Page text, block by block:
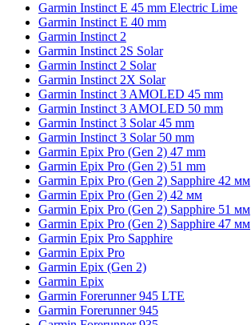
Garmin Instinct E 45 mm Electric Lime
Garmin Instinct E 40 mm
Garmin Instinct 2
Garmin Instinct 2S Solar
Garmin Instinct 2 Solar
Garmin Instinct 2X Solar
Garmin Instinct 3 AMOLED 45 mm
Garmin Instinct 3 AMOLED 50 mm
Garmin Instinct 3 Solar 45 mm
Garmin Instinct 3 Solar 50 mm
Garmin Epix Pro (Gen 2) 47 mm
Garmin Epix Pro (Gen 2) 51 mm
Garmin Epix Pro (Gen 2) Sapphire 42 мм
Garmin Epix Pro (Gen 2) 42 мм
Garmin Epix Pro (Gen 2) Sapphire 51 мм
Garmin Epix Pro (Gen 2) Sapphire 47 мм
Garmin Epix Pro Sapphire
Garmin Epix Pro
Garmin Epix (Gen 2)
Garmin Epix
Garmin Forerunner 945 LTE
Garmin Forerunner 945